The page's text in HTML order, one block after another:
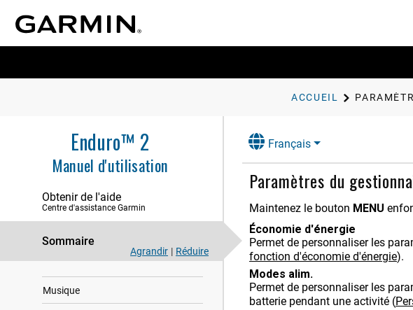
ACCUEIL
Enduro™ 2
Manuel d'utilisation
Obtenir de l'aide
Centre d'assistance Garmin
Sommaire
Agrandir | Réduire
Introduction
Entraînement
Aspect
Capteurs et accessoires
Carte
Musique
Français
Paramètres du
Maintenez le bouton MENU
Économie d'énergie
Permet de personnaliser les
fonction d'économie d'énergie).
Modes alim.
Permet de personnaliser les
batterie pendant une activité (